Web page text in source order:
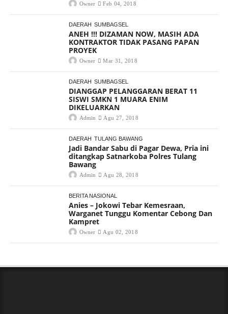
Owner Feb 04, 2018
DAERAH SUMBAGSEL
ANEH !!! DIZAMAN NOW, MASIH ADA
KONTRAKTOR TIDAK PASANG PAPAN
PROYEK
Owner Mar 31, 2018
DAERAH SUMBAGSEL
DIANGGAP PELANGGARAN BERAT 11
SISWI SMKN 1 MUARA ENIM
DIKELUARKAN
Admin Agu 27, 2018
DAERAH TULANG BAWANG
Jadi Bandar Sabu di Pagar Dewa, Pria ini
ditangkap Satnarkoba Polres Tulang
Bawang
Admin Agu 28, 2018
BERITA NASIONAL
Anies – Jokowi Tebar Kemesraan,
Warganet Tunggu Komentar Cebong Dan
Kampret
Owner Agu 02, 2018